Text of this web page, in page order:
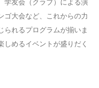
学友会（クラブ）による演
ゴ大会など、これからの力
られるプログラムが揃いま
めるイベントが盛りだく